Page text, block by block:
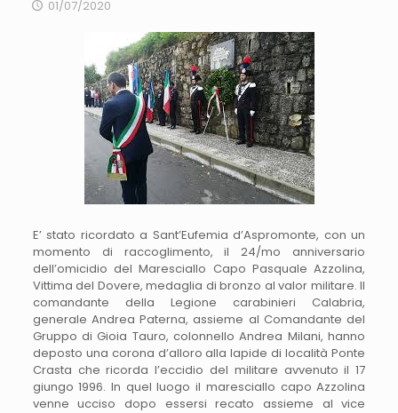
01/07/2020
E’ stato ricordato a Sant’Eufemia d’Aspromonte, con un
momento di raccoglimento, il 24/mo anniversario
dell’omicidio del Maresciallo Capo Pasquale Azzolina,
Vittima del Dovere, medaglia di bronzo al valor militare. Il
comandante della Legione carabinieri Calabria,
generale Andrea Paterna, assieme al Comandante del
Gruppo di Gioia Tauro, colonnello Andrea Milani, hanno
deposto una corona d’alloro alla lapide di località Ponte
Crasta che ricorda l’eccidio del militare avvenuto il 17
giungo 1996. In quel luogo il maresciallo capo Azzolina
venne ucciso dopo essersi recato assieme al vice